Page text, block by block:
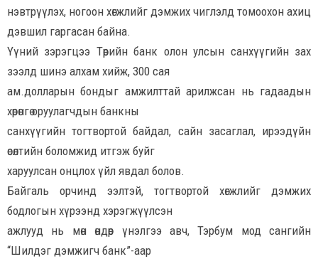
нэвтрүүлэх, ногоон хөгжлийг дэмжих чиглэлд томоохон ахиц
дэвшил гаргасан байна.
Үүний зэрэгцээ Төрийн банк олон улсын санхүүгийн зах
зээлд шинэ алхам хийж, 300 сая
ам.долларын бондыг амжилттай арилжсан нь гадаадын
хөрөнгө оруулагчдын банкны
санхүүгийн тогтвортой байдал, сайн засаглал, ирээдүйн
өсөлтийн боломжид итгэж буйг
харуулсан онцлох үйл явдал болов.
Байгаль орчинд ээлтэй, тогтвортой хөгжлийг дэмжих
бодлогын хүрээнд хэрэгжүүлсэн
ажлууд нь мөн өндөр үнэлгээ авч, Тэрбум мод сангийн
“Шилдэг дэмжигч банк”-аар